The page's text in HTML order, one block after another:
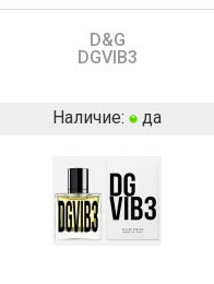
D&G
DGVIB3
Наличие: да